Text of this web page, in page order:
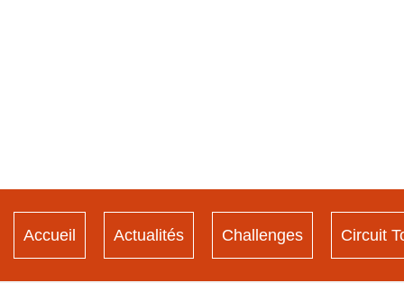
Accueil Actualités Challenges Circuit